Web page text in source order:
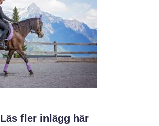
Läs fler inlägg här